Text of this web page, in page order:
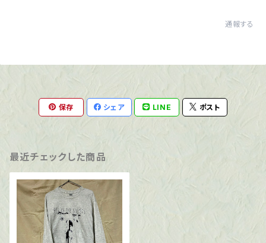
通報する
保存 シェア LINE ポスト
最近チェックした商品